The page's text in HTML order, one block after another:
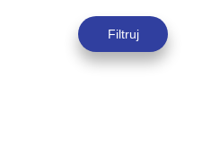
Filtruj